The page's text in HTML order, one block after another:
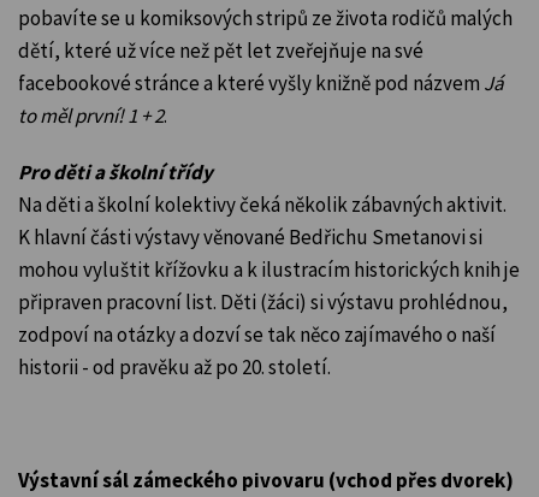
pobavíte se u komiksových stripů ze života rodičů malých
dětí, které už více než pět let zveřejňuje na své
facebookové stránce a které vyšly knižně pod názvem Já
to měl první! 1 + 2.
Pro děti a školní třídy
Na děti a školní kolektivy čeká několik zábavných aktivit.
K hlavní části výstavy věnované Bedřichu Smetanovi si
mohou vyluštit křížovku a k ilustracím historických knih je
připraven pracovní list. Děti (žáci) si výstavu prohlédnou,
zodpoví na otázky a dozví se tak něco zajímavého o naší
historii - od pravěku až po 20. století.
Výstavní sál zámeckého pivovaru (vchod přes dvorek)